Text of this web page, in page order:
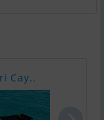
Cay..